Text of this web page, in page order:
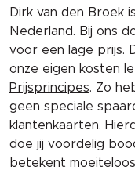
Dirk van den Broek
Nederland. Bij ons
voor een lage prijs.
onze eigen kosten
Prijsprincipes. Zo
geen speciale
klantenkaarten.
doe jij voordelig
betekent